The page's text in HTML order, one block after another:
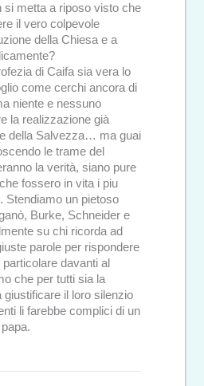
si metta a riposo visto che
il vero colpevole
della Chiesa e a
di Caifa sia vera lo
come cerchi ancora di
niente e nessuno
la realizzazione già
della Salvezza… ma guai
le trame del
la verità, siano pure
fossero in vita i piu
Stendiamo un pietoso
Burke, Schneider e
su chi ricorda ad
parole per rispondere
davanti al
che per tutti sia la
giustificare il loro silenzio
li farebbe complici di un